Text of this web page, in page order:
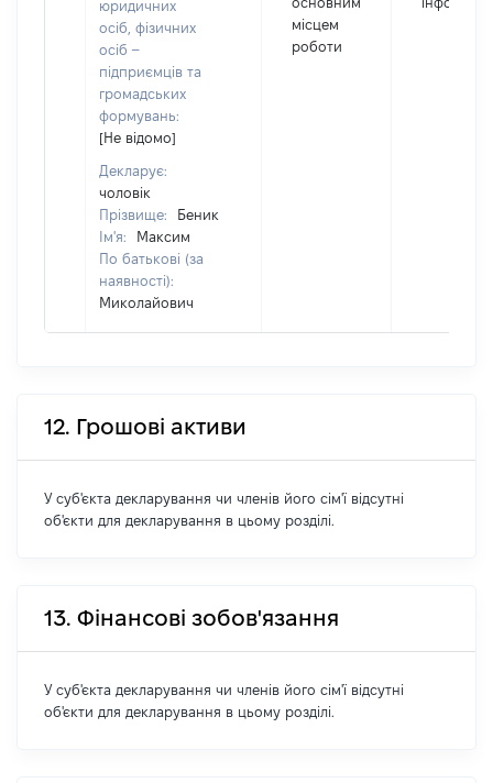
юридичних
осіб, фізичних
осіб –
підприємців та
громадських
формувань:
[Не відомо]
Декларує:
чоловік
Прізвище:
Беник
Ім'я:
Максим
По батькові (за
наявності):
Миколайович
місцем
роботи
12. Грошові активи
У суб'єкта декларування чи членів його сім'ї відсутні
об'єкти для декларування в цьому розділі.
13. Фінансові зобов'язання
У суб'єкта декларування чи членів його сім'ї відсутні
об'єкти для декларування в цьому розділі.